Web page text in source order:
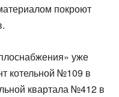
покроют
уже
котельной №109 в
квартала №412 в